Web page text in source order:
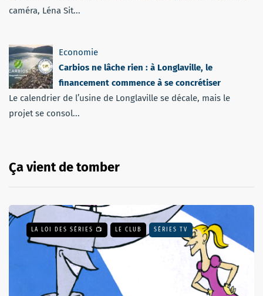
caméra, Léna Sit...
Economie
Carbios ne lâche rien : à Longlaville, le
financement commence à se concrétiser
Le calendrier de l’usine de Longlaville se décale, mais le
projet se consol...
Ça vient de tomber
LA LOI DES SÉRIES 📺 LE CLUB SÉRIES TV